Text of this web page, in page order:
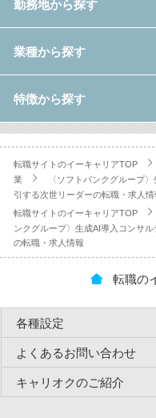
勤務地から探す
業種から探す
特徴から探す
転職サイトのイーキャリアTOP
業
〈ソフトバンクグループ
引する次世リーダーの転職・求人情
転職サイトのイーキャリアTOP
ンクグループ〉生成AI導入コンサ
の転職・求人情報
転職の
各種設定
よくあるお問い合わせ
キャリオクのご紹介